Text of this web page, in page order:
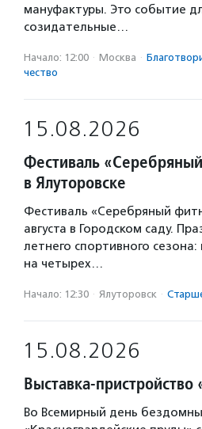
мануфактуры. Это событие
созидательные…
Начало: 12:00 · Москва ·
чест­во
15.08.2026
Фестиваль
в Ялуторовске
Фестиваль «Серебряный
августа в Городском саду.
летнего спортивного сезона:
на четырех…
Начало: 12:30 · Ялуторовск ·
15.08.2026
Выставка-
Во Всемирный день